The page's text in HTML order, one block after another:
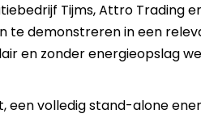
Tijms, Attro Trading
demonstreren in een
en zonder energieopslag
een volledig stand-alone